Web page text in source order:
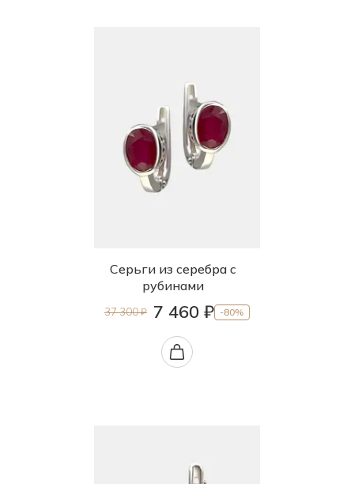
Серьги из серебра с
рубинами
37 300 ₽ 7 460 ₽ -80%